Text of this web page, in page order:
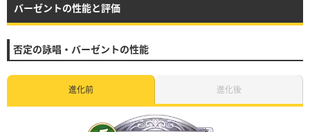
バーゼントの性能と評価
否定の詠唱・バーゼントの性能
進化前 進化後